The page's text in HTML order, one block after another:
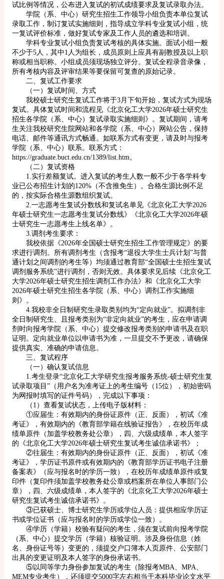
试比例等情况，公布进入复试的初试成绩要求及复试录取办法。
学院（系、中心）研究生招生工作领导小组负责本单位复试
录取工作，制订复试实施细则，指导成立学科专业复试小组，统
一复试评价标准，做好复试专家及工作人员的遴选和培训。
学科专业复试小组负责复试考核的具体实施。面试小组一般
不少于5人，其中1人为组长，成员原则上应具有副教授及以上职
称或相当职称。小组成员须现场独立评分。复试全程录音录像，
所有考核内容及评审结果等要保留可复查的原始记录。
二、复试工作要求
（一）复试时间、方式
我校硕士研究生复试工作将于3月下旬开始，复试方式为现场
复试。具体复试时间和流程见《北京化工大学2026年硕士研究生
招生各学院（系、中心）复试录取实施细则》。复试期间，请考
生关注我校研究生院网站和各学院（系、中心）网站公告，保持
电话、邮件等通讯方式畅通。如联系方式有变更，请及时与报考
学院（系、中心）联系。联系方式：
https://graduate.buct.edu.cn/1389/list.htm。
（二）复试资格
1.实行差额复试。进入复试的考生人数一般不少于各学科专
业已公布招生计划的120%（不含推免生）。合格生源比例不足
的，按实际合格生源数组织复试。
2.一志愿考生复试分数线和复试名单见《北京化工大学2026
年硕士研究生一志愿考生复试分数线》《北京化工大学2026年硕
士研究生一志愿考生上线名单》。
3.调剂考生要求：
我校依据《2026年全国硕士研究生招生工作管理规定》的要
求进行调剂。所有调剂考生（含报考“退役大学生士兵计划”与普
通计划之间调剂的考生等）均须通过教育部“全国硕士生招生复试
调剂服务系统”进行调剂，否则无效。具体要求见后续《北京化工
大学2026年硕士研究生招生调剂工作办法》和《北京化工大学
2026年硕士研究生招生各学院（系、中心）调剂工作实施细
则》。
4.我校非全日制研究生录取类别均为“定向就业”。拟调剂非
全日制研究生、且报考类别为“非定向就业”的考生，应在申请调
剂时向报考学院（系、中心）提交修改报考类别的申请书及在职
证明。定向就业单位以申请书为准，一旦提交不予更改，请确保
提供真实、准确的申请信息。
三、复试程序
（一）确认复试信息
1.考生登录“北京化工大学研究生报考服务系统-硕士研究生复
试录取项目”（用户名为准考证上的考生编号（15位），初始密码
为网报时填写的证件号码），完成以下事项：
（1）查看复试状态，上传电子版材料：
①应届生：有效期内的身份证原件（正、反面），初试《准
考证》，有效期内的《教育部学籍在线验证报告》，在校历年成
绩单原件（加盖学校教务处公章），四、六级成绩单，本人签字
的《北京化工大学2026年硕士研究生复试考生诚信承诺书》；
②往届生：有效期内的身份证原件（正、反面），初试《准
考证》，学历证书原件或有效期内的《教育部学历证书电子注册
备案表》（应与报名时的学历一致），在校历年成绩单原件或复
印件（复印件须加盖学校教务处公章或档案所在单位人事部门公
章），四、六级成绩单，本人签字的《北京化工大学2026年硕士
研究生复试考生诚信承诺书》。
③已获硕士、博士研究生学历或学位人员：提供相应学历证
书或学位证书（应与报名时的学历或学位一致）。
④学历（学籍）校验有疑问的考生，须在复试前向报考学院
（系、中心）提交学历（学籍）核验证明。涉及身份信息（姓
名、身份证号等）变更的，须提交户口簿本人页原件、公安部门
出具的变更证明及本人签字的身份承诺书。
⑤以同等学力身份参加复试的考生（除报考MBA、MPA、
MEM专业考生），还须提交5000字左右相当于本科毕业论文水平